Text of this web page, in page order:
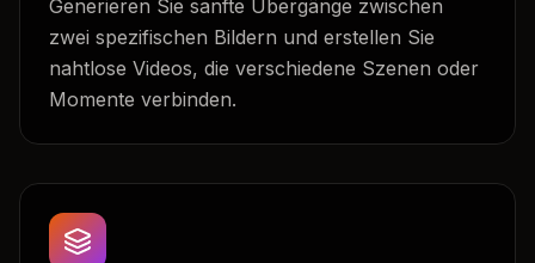
Generieren Sie sanfte Übergänge zwischen
zwei spezifischen Bildern und erstellen Sie
nahtlose Videos, die verschiedene Szenen oder
Momente verbinden.